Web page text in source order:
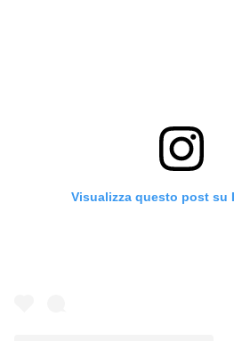
Visualizza questo post su